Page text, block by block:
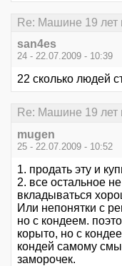
Re: Машине 19 лет
san4es
24 - 22.07.2009 - 10:39
22 сколько людей
Re: Машине 19 лет
mugen
25 - 22.07.2009 - 10:52
1. продать эту и
2. все остальное
вкладываться
Или непонятки с
но с кондеем.
корыто, но с
кондей самому
заморочек.